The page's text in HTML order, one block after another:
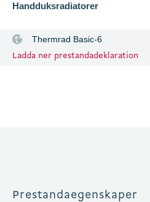
Handduksradiatorer
Thermrad Basic-6
Ladda ner prestandadeklaration
Prestandaegenskaper